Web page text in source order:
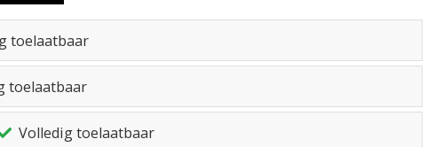
scores die Tio’s opleidingen behalen in diverse
Bovendien is Tio door de Keuzegids Hbo
kleine hogeschool van Nederland!
toelaatbaar
toelaatbaar
Volledig toelaatbaar